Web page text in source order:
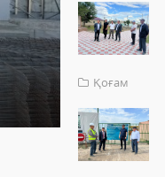
Қоғам